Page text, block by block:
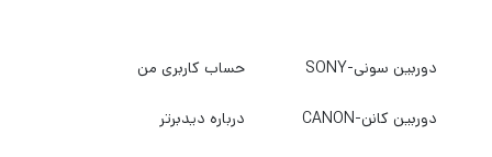
دوربین سونی-SONY
دوربین کانن-CANON
حساب کاربری من
درباره دیدبرتر